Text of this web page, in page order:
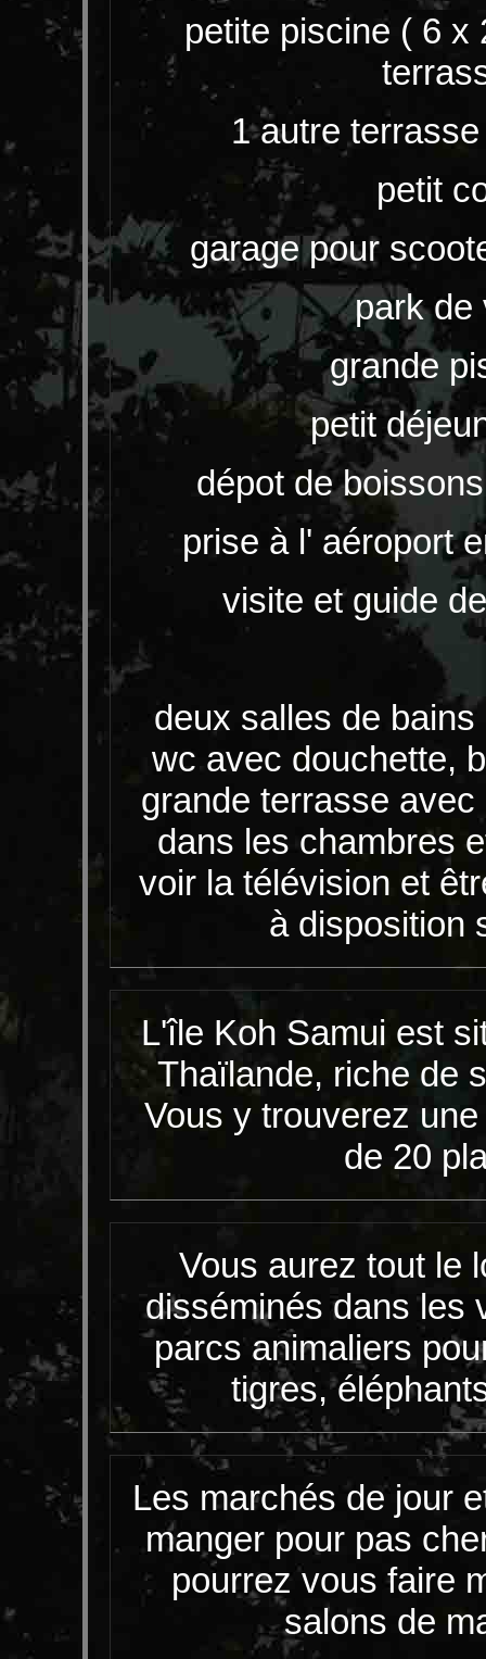
petite piscine ( 6 x
1 autre
petit
garage pour
park de
grande
petit
dépot de
prise à l' aéroport
visite et guide
deux salles de bains
wc avec douchette,
grande terrasse
dans les chambres
voir la télévision et
à disposition
L'île Koh Samui est
Thaïlande, riche de
Vous y trouverez
de 20
Vous aurez tout le
disséminés dans les
parcs animaliers
tigres,
Les marchés de jour
manger pour pas
pourrez vous faire
salons de